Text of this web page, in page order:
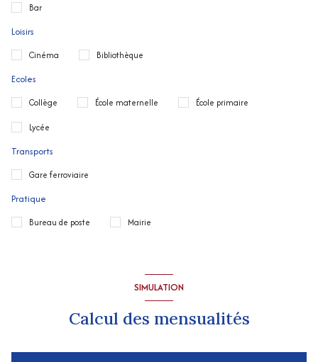
Bar
Loisirs
Cinéma Bibliothèque
Ecoles
Collège École maternelle École primaire
Lycée
Transports
Gare ferroviaire
Pratique
Bureau de poste Mairie
SIMULATION
Calcul des mensualités